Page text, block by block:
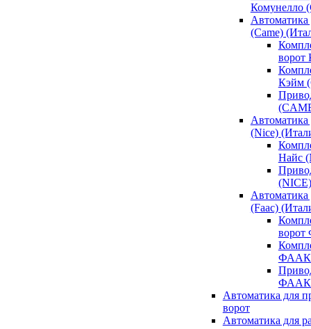
Комунелло
(Came)
ворот
Кэйм
Автоматика
(Nice)
Найс
(NICE)
(Faac)
ФААК
ФААК
Автоматика для
ворот
Автоматика для